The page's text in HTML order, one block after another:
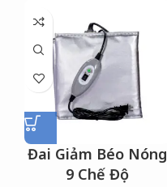
Đai Giảm Béo Nóng
9 Chế Độ